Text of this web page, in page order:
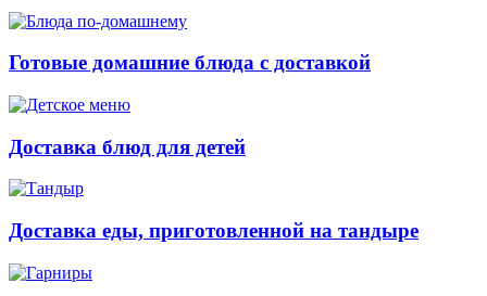
Готовые домашние блюда с доставкой
Доставка блюд для детей
Доставка еды, приготовленной на тандыре